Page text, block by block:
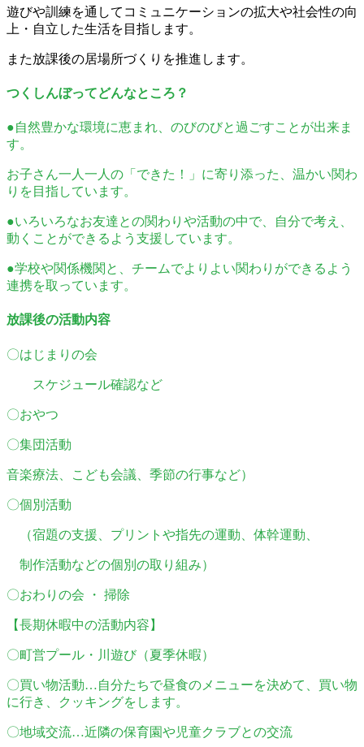
遊びや訓練を通してコミュニケーションの拡大や社会性の向
上・自立した生活を目指します。
また放課後の居場所づくりを推進します。
つくしんぼってどんなところ？
●自然豊かな環境に恵まれ、のびのびと過ごすことが出来ま
す。
お子さん一人一人の「できた！」に寄り添った、温かい関わ
りを目指しています。
●いろいろなお友達との関わりや活動の中で、自分で考え、
動くことができるよう支援しています。
●学校や関係機関と、チームでよりよい関わりができるよう
連携を取っています。
放課後の活動内容
〇はじまりの会
スケジュール確認など
〇おやつ
〇集団活動
音楽療法、こども会議、季節の行事など）
〇個別活動
（宿題の支援、プリントや指先の運動、体幹運動、
制作活動などの個別の取り組み）
〇おわりの会 ・ 掃除
【長期休暇中の活動内容】
〇町営プール・川遊び（夏季休暇）
〇買い物活動…自分たちで昼食のメニューを決めて、買い物
に行き、クッキングをします。
〇地域交流…近隣の保育園や児童クラブとの交流